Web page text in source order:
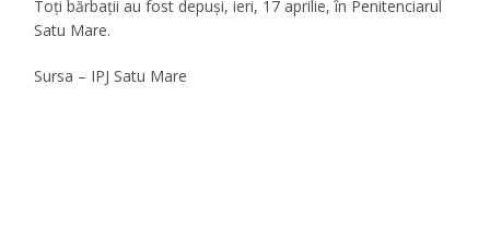
Toți bărbații au fost depuși, ieri, 17 aprilie, în Penitenciarul
Satu Mare.
Sursa – IPJ Satu Mare